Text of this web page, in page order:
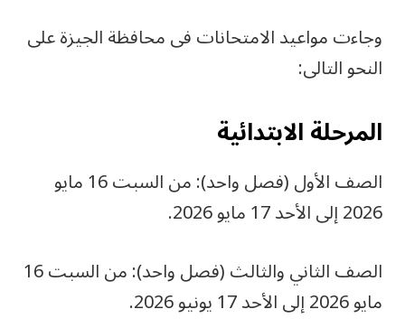
وجاءت مواعيد الامتحانات فى محافظة الجيزة على
النحو التالى:
المرحلة الابتدائية
الصف الأول (فصل واحد): من السبت 16 مايو
2026 إلى الأحد 17 مايو 2026.
الصف الثاني والثالث (فصل واحد): من السبت 16
مايو 2026 إلى الأحد 17 يونيو 2026.